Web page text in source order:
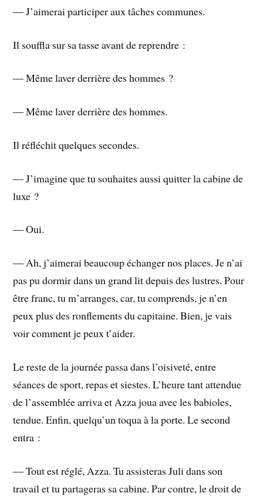
― J’aimerai participer aux tâches communes.
Il souffla sur sa tasse avant de reprendre :
― Même laver derrière des hommes ?
― Même laver derrière des hommes.
Il réfléchit quelques secondes.
― J’imagine que tu souhaites aussi quitter la cabine de
luxe ?
― Oui.
― Ah, j’aimerai beaucoup échanger nos places. Je n’ai
pas pu dormir dans un grand lit depuis des lustres. Pour
être franc, tu m’arranges, car, tu comprends, je n’en
peux plus des ronflements du capitaine. Bien, je vais
voir comment je peux t’aider.
Le reste de la journée passa dans l’oisiveté, entre
séances de sport, repas et siestes. L’heure tant attendue
de l’assemblée arriva et Azza joua avec les babioles,
tendue. Enfin, quelqu’un toqua à la porte. Le second
entra :
― Tout est réglé, Azza. Tu assisteras Juli dans son
travail et tu partageras sa cabine. Par contre, le droit de